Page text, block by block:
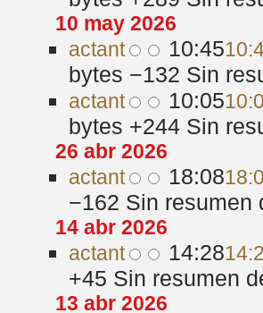
10 may 2026
actant 10:45
bytes −132 Sin
actant 10:05
bytes +244 Sin
26 abr 2026
actant 18:08
−162 Sin resumen
14 abr 2026
actant 14:28
+45 Sin resumen
13 abr 2026